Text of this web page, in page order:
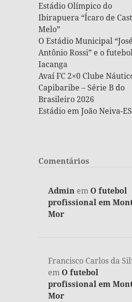
Estádio Olímpico do
Ibirapuera “Ícaro de
Melo”
O Estádio Municipal “José
Antônio Rossi” e o
Iacanga
Avaí FC 2×0 Clube
Capibaribe – Série B do
Brasileiro 2026
Estádio em João Neiva-ES
Comentários
Admin em O futebol
profissional em
Mor
Francisco Carlos da
em O futebol
profissional em
Mor